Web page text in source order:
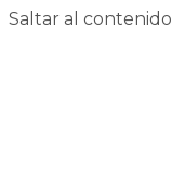
Saltar al contenido